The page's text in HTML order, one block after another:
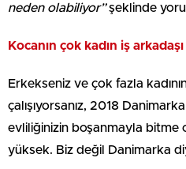
neden olabiliyor”şeklinde
Kocanın çok kadın iş
Erkekseniz ve çok fazla
çalışıyorsanız, 2018
evliliğinizin boşanmayla bitme
yüksek. Biz değil Danimarka